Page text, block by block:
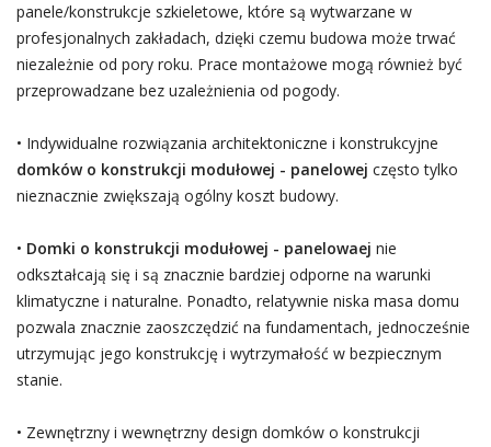
panele/konstrukcje szkieletowe, które są wytwarzane w
profesjonalnych zakładach, dzięki czemu budowa może trwać
niezależnie od pory roku. Prace montażowe mogą również być
przeprowadzane bez uzależnienia od pogody.
• Indywidualne rozwiązania architektoniczne i konstrukcyjne
domków o konstrukcji modułowej - panelowej często tylko
nieznacznie zwiększają ogólny koszt budowy.
• Domki o konstrukcji modułowej - panelowaej nie
odkształcają się i są znacznie bardziej odporne na warunki
klimatyczne i naturalne. Ponadto, relatywnie niska masa domu
pozwala znacznie zaoszczędzić na fundamentach, jednocześnie
utrzymując jego konstrukcję i wytrzymałość w bezpiecznym
stanie.
• Zewnętrzny i wewnętrzny design domków o konstrukcji